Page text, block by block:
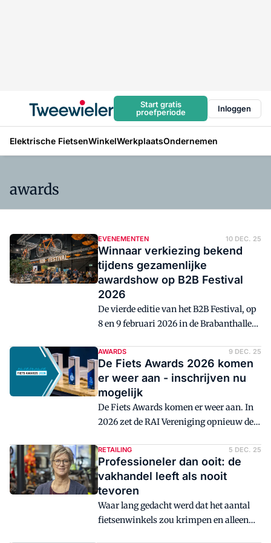
Start gratis
proefperiode
Inloggen
Elektrische FietsenWinkelWerkplaatsOndernemen
awards
EVENEMENTEN 10 DEC. 25
Winnaar verkiezing bekend
tijdens gezamenlijke
awardshow op B2B Festival
2026
De vierde editie van het B2B Festival, op
8 en 9 februari 2026 in de Brabanthallen
voor een bijzondere samenwerking
binnen de fietsbranche. Tijdens één
gezamenlijke awardshow worden drie
toonaangevende vakprijzen uitgereikt:
de Fiets Awards van RAI Vereniging, de
RODI Fiets-prijzen van BOVAG en de
AWARDS 9 DEC. 25
De Fiets Awards 2026 komen
er weer aan - inschrijven nu
mogelijk
De Fiets Awards komen er weer aan. In
2026 zet de RAI Vereniging opnieuw de
van Nederland in de schijnwerpers. Dit
jaar vindt de feestelijke uitreiking plaats
tijdens het B2B Festival in de
Brabanthallen in 's-Hertogenbosch, op
maandag 9 februari. De inschrijving is
officieel geopend en de zoektocht naar de
RETAILING 5 DEC. 25
Professioneler dan ooit: de
vakhandel leeft als nooit
tevoren
Waar lang gedacht werd dat het aantal
fietsenwinkels zou krimpen en alleen